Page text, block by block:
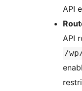
API
API
/